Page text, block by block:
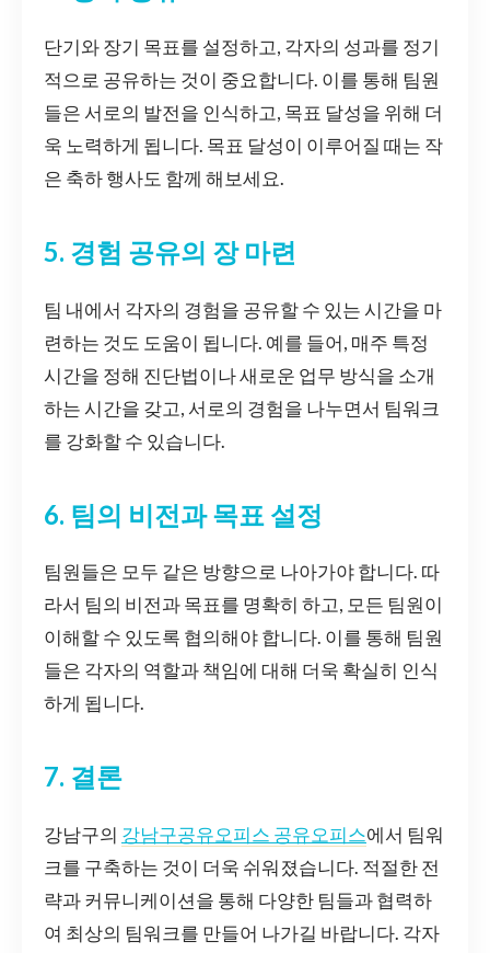
단기와 장기 목표를 설정하고, 각자의 성과를 정기
적으로 공유하는 것이 중요합니다. 이를 통해 팀원
들은 서로의 발전을 인식하고, 목표 달성을 위해 더
욱 노력하게 됩니다. 목표 달성이 이루어질 때는 작
은 축하 행사도 함께 해보세요.
5. 경험 공유의 장 마련
팀 내에서 각자의 경험을 공유할 수 있는 시간을 마
련하는 것도 도움이 됩니다. 예를 들어, 매주 특정
시간을 정해 진단법이나 새로운 업무 방식을 소개
하는 시간을 갖고, 서로의 경험을 나누면서 팀워크
를 강화할 수 있습니다.
6. 팀의 비전과 목표 설정
팀원들은 모두 같은 방향으로 나아가야 합니다. 따
라서 팀의 비전과 목표를 명확히 하고, 모든 팀원이
이해할 수 있도록 협의해야 합니다. 이를 통해 팀원
들은 각자의 역할과 책임에 대해 더욱 확실히 인식
하게 됩니다.
7. 결론
강남구의 강남구공유오피스 공유오피스에서 팀워
크를 구축하는 것이 더욱 쉬워졌습니다. 적절한 전
략과 커뮤니케이션을 통해 다양한 팀들과 협력하
여 최상의 팀워크를 만들어 나가길 바랍니다. 각자